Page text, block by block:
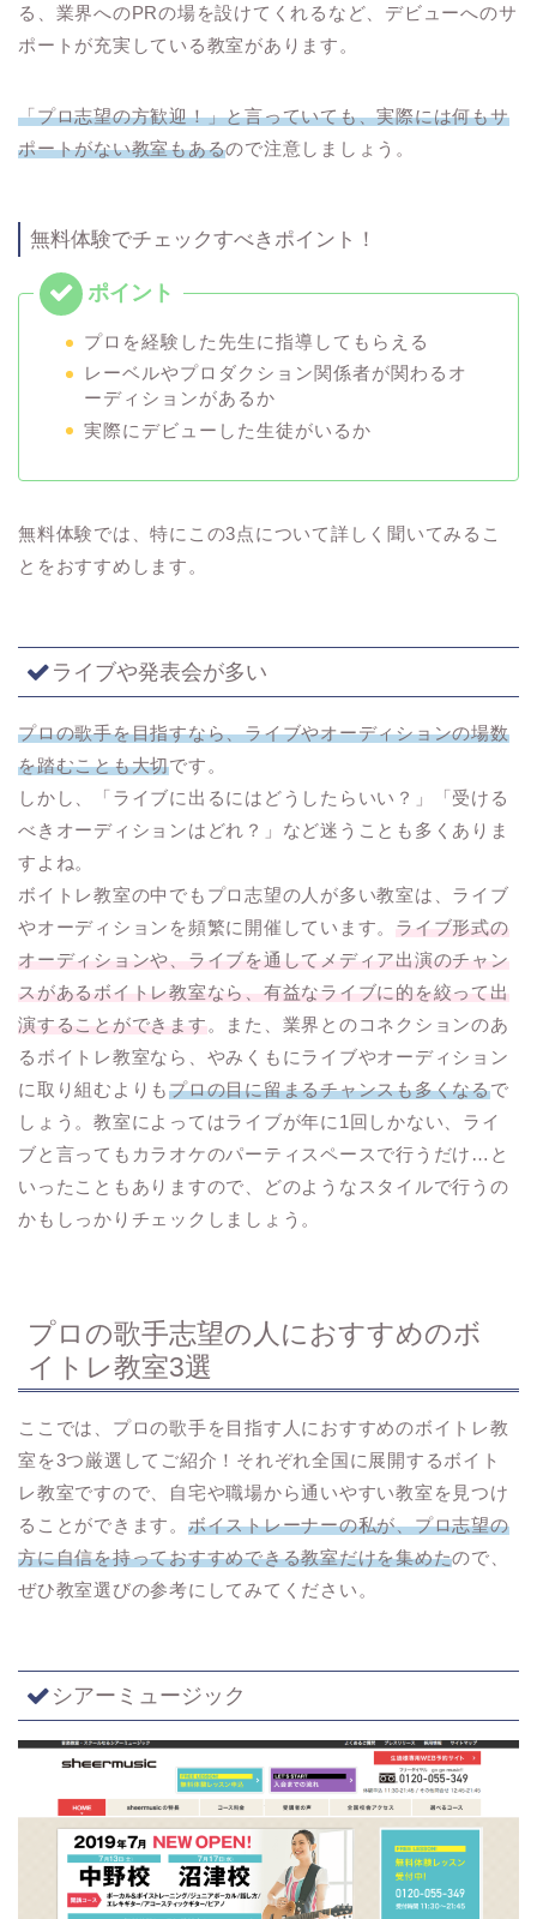
る、業界へのPRの場を設けてくれるなど、デビューへのサ
ポートが充実している教室があります。
「プロ志望の方歓迎！」と言っていても、実際には何もサ
ポートがない教室もあるので注意しましょう。
無料体験でチェックすべきポイント！
プロを経験した先生に指導してもらえる
レーベルやプロダクション関係者が関わるオ
ーディションがあるか
実際にデビューした生徒がいるか
無料体験では、特にこの3点について詳しく聞いてみるこ
とをおすすめします。
ライブや発表会が多い
プロの歌手を目指すなら、ライブやオーディションの場数
を踏むことも大切です。
しかし、「ライブに出るにはどうしたらいい？」「受ける
べきオーディションはどれ？」など迷うことも多くありま
すよね。
ボイトレ教室の中でもプロ志望の人が多い教室は、ライブ
やオーディションを頻繁に開催しています。 ライブ形式の
オーディションや、ライブを通してメディア出演のチャン
スがあるボイトレ教室なら、有益なライブに的を絞って出
演することができます 。また、業界とのコネクションのあ
るボイトレ教室なら、やみくもにライブやオーディション
に取り組むよりもプロの目に留まるチャンスも多くなるで
しょう。教室によってはライブが年に1回しかない、ライ
ブと言ってもカラオケのパーティスペースで行うだけ…と
いったこともありますので、どのようなスタイルで行うの
かもしっかりチェックしましょう。
プロの歌手志望の人におすすめのボ
イトレ教室3選
ここでは、プロの歌手を目指す人におすすめのボイトレ教
室を3つ厳選してご紹介！それぞれ全国に展開するボイト
レ教室ですので、自宅や職場から通いやすい教室を見つけ
ることができます。 ボイストレーナーの私が、プロ志望の
方に自信を持っておすすめできる教室だけを集めたので、
ぜひ教室選びの参考にしてみてください。
シアーミュージック